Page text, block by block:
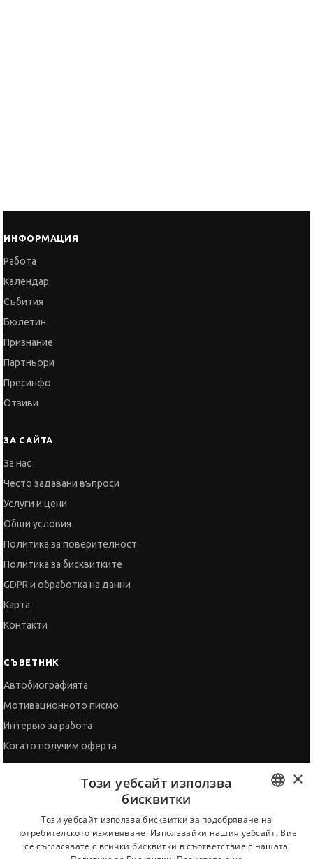
ИНФОРМАЦИЯ
Работа
Календар
Събития
Бюлетин
Признание
Партньори
Пресинфо
Отзиви
ЗА САЙТА
За нас
Често задавани въпроси
Услуги и цени
Общи условия
Политика за поверителност
Политика за бисквитките
GDPR и обработка на данни
Карта
Контакти
СЪВЕТНИК
Автобиографията
Мотивационното писмо
Интервю за работа
Когато получим оферта
Препоръки
BULGARIAN
ENGLISH
×
Този уебсайт използва
бисквитки
Този уебсайт използва бисквитки за подобряване на
потребителското изживяване. Използвайки нашия уебсайт, Вие
се съгласявате с всички бисквитки в съответствие с нашата